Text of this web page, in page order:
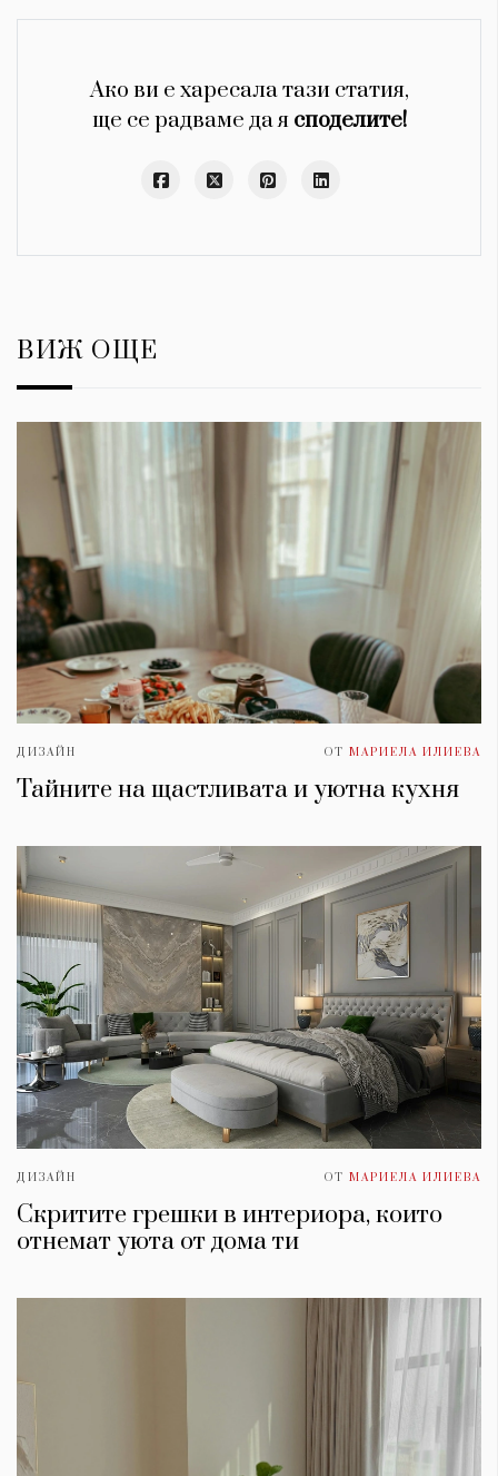
Ако ви е харесала тази статия,
ще се радваме да я споделите!
ВИЖ ОЩЕ
ДИЗАЙН ОТ МАРИЕЛА ИЛИЕВА
Тайните на щастливата и уютна кухня
ДИЗАЙН ОТ МАРИЕЛА ИЛИЕВА
Скритите грешки в интериора, които
отнемат уюта от дома ти